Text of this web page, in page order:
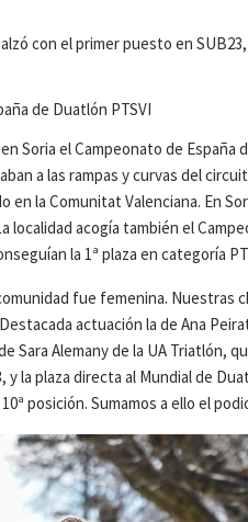
con el primer puesto en
de Duatlón PTSVI
Soria el Campeonato de
a las rampas y curvas del
en la Comunitat Valenciana. En
localidad acogía también el
la 1ª plaza en categoría
fue femenina. Nuestras
actuación la de Ana
Sara Alemany de la UA Triatlón,
la plaza directa al Mundial de
posición. Sumamos a ello el